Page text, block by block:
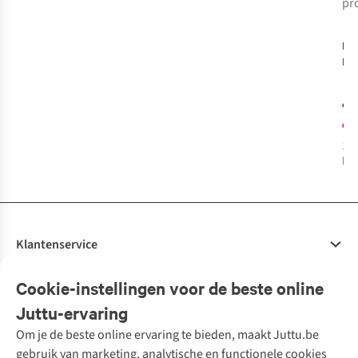
1
Cookie-instellingen voor de beste online
Juttu-ervaring
Om je de beste online ervaring te bieden, maakt Juttu.be
gebruik van marketing, analytische en functionele cookies
Klantenservice
Bestellen
Betalen
10% studentenkorting
Onze diensten
Tweedehands - ReJUsed
Kledingatelier
Juttu